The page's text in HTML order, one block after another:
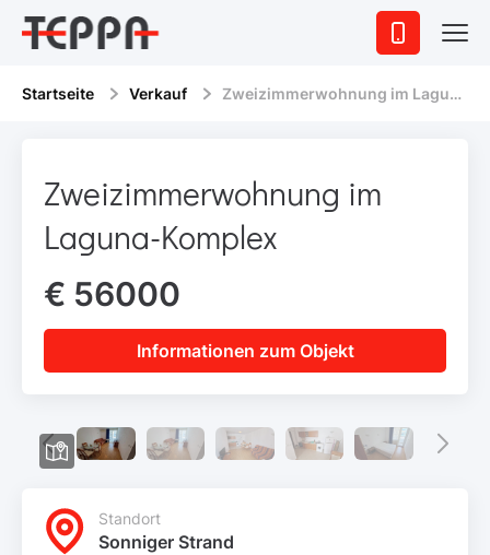
Startseite Verkauf Zweizimmerwohnung im Laguna-Komplex
Zweizimmerwohnung im
Laguna-Komplex
€ 56000
Informationen zum Objekt
Standort
Sonniger Strand